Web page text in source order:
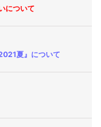
について
夏』について